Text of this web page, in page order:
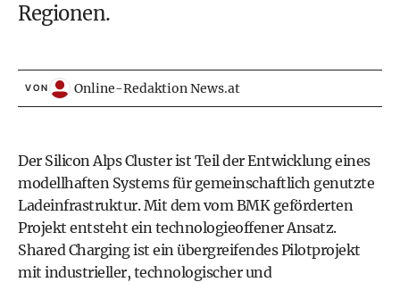
Regionen.
VON Online-Redaktion News.at
Der Silicon Alps Cluster ist Teil der Entwicklung eines
modellhaften Systems für gemeinschaftlich genutzte
Ladeinfrastruktur. Mit dem vom BMK geförderten
Projekt entsteht ein technologieoffener Ansatz.
Shared Charging ist ein übergreifendes Pilotprojekt
mit industrieller, technologischer und